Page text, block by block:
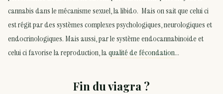
cannabis dans le mécanisme sexuel, la libido. Mais on sait que celui ci
est régit par des systèmes complexes psychologiques, neurologiques et
endocrinologiques. Mais aussi, par le système endocannabinoide et
celui ci favorise la reproduction, laqualité de fécondation…
Fin du viagra ?